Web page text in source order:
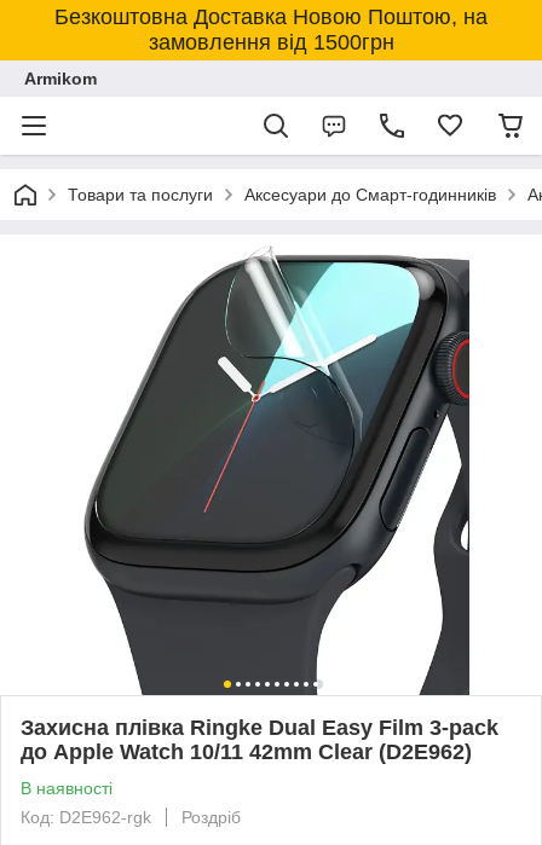
Безкоштовна Доставка Новою Поштою, на
замовлення від 1500грн
Armikom
Товари та послуги Аксесуари до Смарт-годинників
Захисна плівка Ringke Dual Easy Film 3-pack
до Apple Watch 10/11 42mm Clear (D2E962)
В наявності
Код: D2E962-rgk
Роздріб